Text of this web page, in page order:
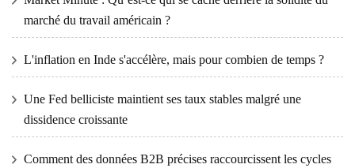
marché du travail américain ?
L'inflation en Inde s'accélère, mais pour combien de temps ?
Une Fed belliciste maintient ses taux stables malgré une
dissidence croissante
Comment des données B2B précises raccourcissent les cycles